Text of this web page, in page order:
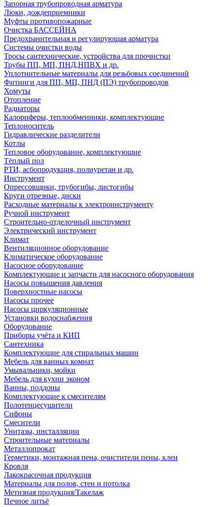
Запорная трубопроводная арматура
Люки, дождеприемники
Муфты противопожарные
Очистка БАССЕЙНА
Предохранительная и регулирующая арматура
Системы очистки воды
Тросы сантехнические, устройства для прочистки
Трубы ПП, МП, ПНД,НПВХ и др.
Уплотнительные материалы для резьбовых соединений
Фитинги для ПП, МП, ПНД (ПЭ) трубопроводов
Хомуты
Отопление
Радиаторы
Калориферы, теплообменники, комплектующие
Теплоноситель
Гидравлические разделители
Котлы
Тепловое оборудование, комплектующие
Тёплый пол
РТИ, асбопродукция, полиуретан и др.
Инструмент
Опрессовщики, трубогибы, листогибы
Круги отрезные, диски
Расходные материалы к электроинструменту
Ручной инструмент
Строительно-отделочный инструмент
Электрический инструмент
Климат
Вентиляционное оборудование
Климатическое оборудование
Насосное оборудование
Комплектующие и запчасти для насосного оборудования
Насосы повышения давления
Поверхностные насосы
Насосы прочее
Насосы циркуляционные
Установки водоснабжения
Оборудование
Приборы учёта и КИП
Сантехника
Комплектующие для стиральных машин
Мебель для ванных комнат
Умывальники, мойки
Мебель для кухни эконом
Ванны, поддоны
Комплектующие к смесителям
Полотенцесушители
Сифоны
Смесители
Унитазы, инсталляции
Строительные материалы
Металлопрокат
Герметики, монтажная пена, очистители пены, клеи
Кровля
Лакокрасочная продукция
Материалы для полов, стен и потолка
Метизная продукция/Такелаж
Печное литьё